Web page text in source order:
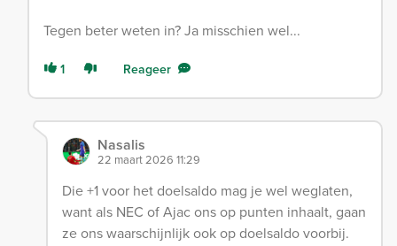
Tegen beter weten in? Ja misschien wel...
1 Reageer
Nasalis
22 maart 2026 11:29
Die +1 voor het doelsaldo mag je wel weglaten,
want als NEC of Ajac ons op punten inhaalt, gaan
ze ons waarschijnlijk ook op doelsaldo voorbij.